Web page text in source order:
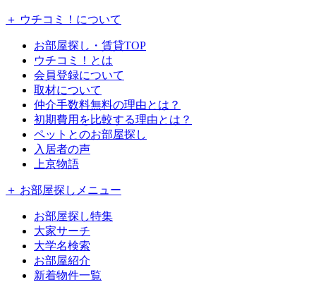
＋ ウチコミ！について
お部屋探し・賃貸TOP
ウチコミ！とは
会員登録について
取材について
仲介手数料無料の理由とは？
初期費用を比較する理由とは？
ペットとのお部屋探し
入居者の声
上京物語
＋ お部屋探しメニュー
お部屋探し特集
大家サーチ
大学名検索
お部屋紹介
新着物件一覧